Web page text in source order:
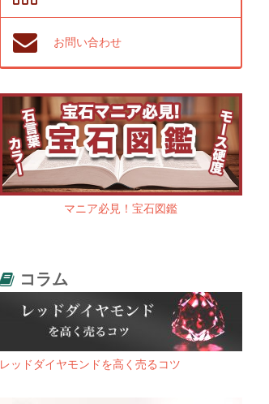
お問い合わせ
マニア必見！宝石図鑑
コラム
レッドダイヤモンドを高く売るコツ